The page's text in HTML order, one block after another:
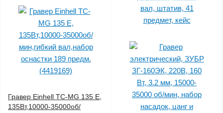
Гравер Einhell TC-MG 135 E,
135Вт,10000-35000об/